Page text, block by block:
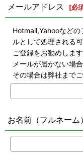
メールアドレス [必
Hotmail,Yahooなど
ルとして処理される
ご登録をお勧めしま
メールが届かない場
その場合は弊社まで
お名前（フルネーム）